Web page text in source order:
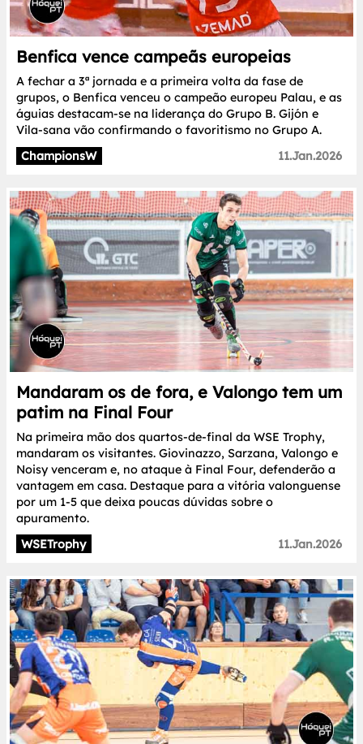
Benfica vence campeãs europeias
A fechar a 3ª jornada e a primeira volta da fase de
grupos, o Benfica venceu o campeão europeu Palau, e as
águias destacam-se na liderança do Grupo B. Gijón e
Vila-sana vão confirmando o favoritismo no Grupo A.
ChampionsW
11.Jan.2026
Mandaram os de fora, e Valongo tem um
patim na Final Four
Na primeira mão dos quartos-de-final da WSE Trophy,
mandaram os visitantes. Giovinazzo, Sarzana, Valongo e
Noisy venceram e, no ataque à Final Four, defenderão a
vantagem em casa. Destaque para a vitória valonguense
por um 1-5 que deixa poucas dúvidas sobre o
apuramento.
WSETrophy
11.Jan.2026